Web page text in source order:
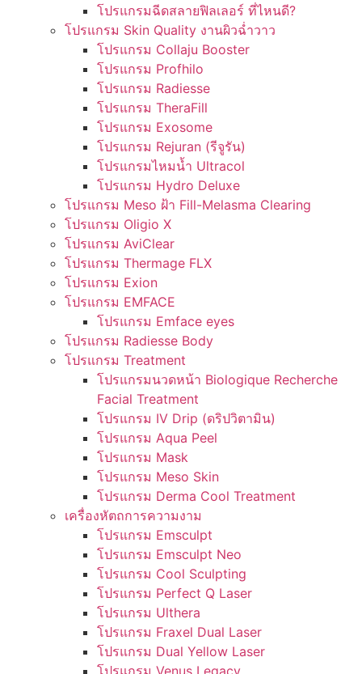
โปรแกรมฉีดสลายฟิลเลอร์ ที่ไหนดี?
โปรแกรม Skin Quality งานผิวฉ่ำวาว
โปรแกรม Collaju Booster
โปรแกรม Profhilo
โปรแกรม Radiesse
โปรแกรม TheraFill
โปรแกรม Exosome
โปรแกรม Rejuran (รีจูรัน)
โปรแกรมไหมน้ำ Ultracol
โปรแกรม Hydro Deluxe
โปรแกรม Meso ฝ้า Fill-Melasma Clearing
โปรแกรม Oligio X
โปรแกรม AviClear
โปรแกรม Thermage FLX
โปรแกรม Exion
โปรแกรม EMFACE
โปรแกรม Emface eyes
โปรแกรม Radiesse Body
โปรแกรม Treatment
โปรแกรมนวดหน้า Biologique Recherche
Facial Treatment
โปรแกรม IV Drip (ดริปวิตามิน)
โปรแกรม Aqua Peel
โปรแกรม Mask
โปรแกรม Meso Skin
โปรแกรม Derma Cool Treatment
เครื่องหัตถการความงาม
โปรแกรม Emsculpt
โปรแกรม Emsculpt Neo
โปรแกรม Cool Sculpting
โปรแกรม Perfect Q Laser
โปรแกรม Ulthera
โปรแกรม Fraxel Dual Laser
โปรแกรม Dual Yellow Laser
โปรแกรม Venus Legacy